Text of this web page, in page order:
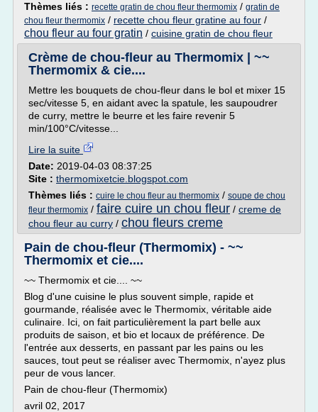
Thèmes liés : recette gratin de chou fleur thermomix / gratin de
chou fleur thermomix / recette chou fleur gratine au four /
chou fleur au four gratin / cuisine gratin de chou fleur
Crème de chou-fleur au Thermomix | ~~
Thermomix & cie....
Mettre les bouquets de chou-fleur dans le bol et mixer 15
sec/vitesse 5, en aidant avec la spatule, les saupoudrer
de curry, mettre le beurre et les faire revenir 5
min/100°C/vitesse...
Lire la suite
Date: 2019-04-03 08:37:25
Site : thermomixetcie.blogspot.com
Thèmes liés : cuire le chou fleur au thermomix / soupe de chou
fleur thermomix / faire cuire un chou fleur / creme de
chou fleur au curry / chou fleurs creme
Pain de chou-fleur (Thermomix) - ~~
Thermomix et cie....
~~ Thermomix et cie.... ~~
Blog d'une cuisine le plus souvent simple, rapide et
gourmande, réalisée avec le Thermomix, véritable aide
culinaire. Ici, on fait particulièrement la part belle aux
produits de saison, et bio et locaux de préférence. De
l'entrée aux desserts, en passant par les pains ou les
sauces, tout peut se réaliser avec Thermomix, n'ayez plus
peur de vous lancer.
Pain de chou-fleur (Thermomix)
avril 02, 2017